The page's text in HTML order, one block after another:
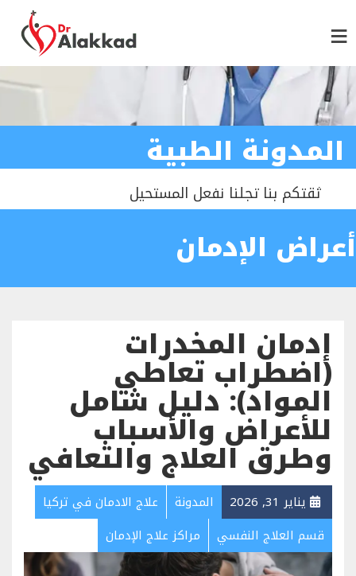
المدونة الطبية
ثقتكم بنا تجلنا نفعل المستحيل
أعراض الإدمان
إدمان المخدرات
(اضطراب تعاطي
المواد): دليل شامل
للأعراض والأسباب
وطرق العلاج والتعافي
يناير 31, 2026 المدونة
علاج الادمان في تركيا
قسم العلاج النفسي
مراكز علاج الإدمان